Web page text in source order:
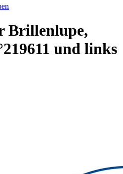
Brillenlupe,
und links